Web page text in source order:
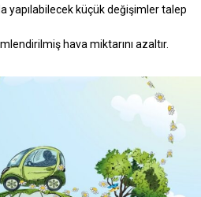
yapılabilecek küçük değişimler talep
hava miktarını azaltır.